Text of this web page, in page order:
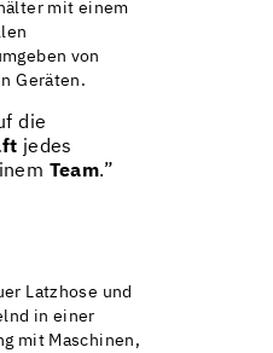
die
jedes
Team.”